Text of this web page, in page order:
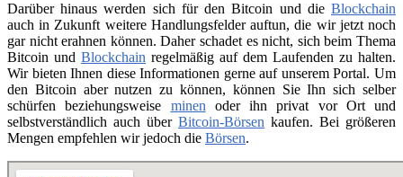
Darüber hinaus werden sich für den Bitcoin und die Blockchain
auch in Zukunft weitere Handlungsfelder auftun, die wir jetzt noch
gar nicht erahnen können. Daher schadet es nicht, sich beim Thema
Bitcoin und Blockchain regelmäßig auf dem Laufenden zu halten.
Wir bieten Ihnen diese Informationen gerne auf unserem Portal. Um
den Bitcoin aber nutzen zu können, können Sie Ihn sich selber
schürfen beziehungsweise minenoder ihn privat vor Ort und
selbstverständlich auch über Bitcoin-Börsen kaufen. Bei größeren
Mengen empfehlen wir jedoch die Börsen.